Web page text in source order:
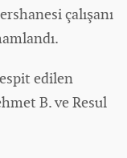
çalışanı
edilen
B. ve Resul